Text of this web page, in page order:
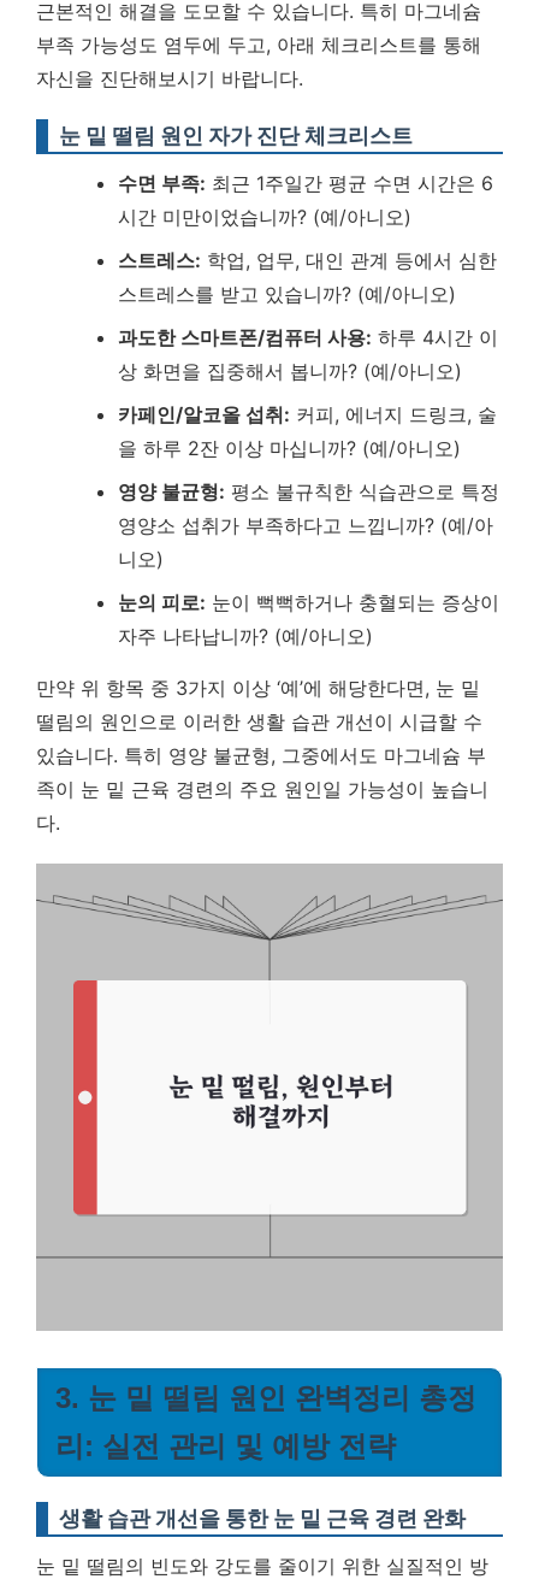
근본적인 해결을 도모할 수 있습니다. 특히 마그네슘
부족 가능성도 염두에 두고, 아래 체크리스트를 통해
자신을 진단해보시기 바랍니다.
눈 밑 떨림 원인 자가 진단 체크리스트
수면 부족: 최근 1주일간 평균 수면 시간은 6
시간 미만이었습니까? (예/아니오)
스트레스: 학업, 업무, 대인 관계 등에서 심한
스트레스를 받고 있습니까? (예/아니오)
과도한 스마트폰/컴퓨터 사용: 하루 4시간 이
상 화면을 집중해서 봅니까? (예/아니오)
카페인/알코올 섭취: 커피, 에너지 드링크, 술
을 하루 2잔 이상 마십니까? (예/아니오)
영양 불균형: 평소 불규칙한 식습관으로 특정
영양소 섭취가 부족하다고 느낍니까? (예/아
니오)
눈의 피로: 눈이 뻑뻑하거나 충혈되는 증상이
자주 나타납니까? (예/아니오)
만약 위 항목 중 3가지 이상 ‘예’에 해당한다면, 눈 밑
떨림의 원인으로 이러한 생활 습관 개선이 시급할 수
있습니다. 특히 영양 불균형, 그중에서도 마그네슘 부
족이 눈 밑 근육 경련의 주요 원인일 가능성이 높습니
다.
3. 눈 밑 떨림 원인 완벽정리 총정
리: 실전 관리 및 예방 전략
생활 습관 개선을 통한 눈 밑 근육 경련 완화
눈 밑 떨림의 빈도와 강도를 줄이기 위한 실질적인 방